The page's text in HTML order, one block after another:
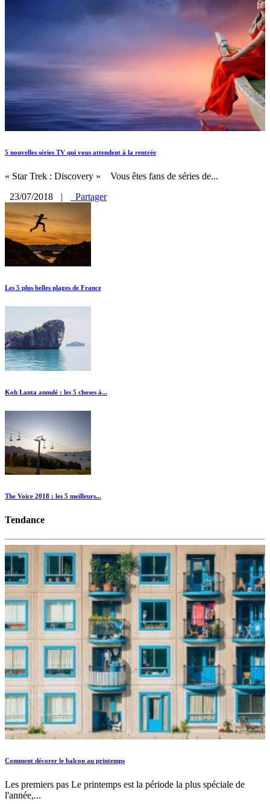
5 nouvelles séries TV qui vous attendent à la rentrée
« Star Trek : Discovery » Vous êtes fans de séries de...
23/07/2018
| Partager
Les 5 plus belles plages de France
Koh Lanta annulé : les 5 choses à...
The Voice 2018 : les 5 meilleurs...
Tendance
Comment décorer le balcon au printemps
Les premiers pas Le printemps est la période la plus spéciale de
l'année,...